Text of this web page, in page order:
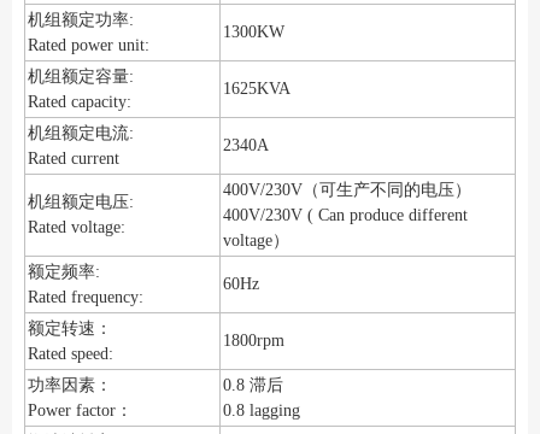
机组额定功率:
Rated power unit:
1300KW
机组额定容量:
Rated capacity:
1625KVA
机组额定电流:
Rated current
2340A
机组额定电压:
Rated voltage:
400V/230V（可生产不同的电压）
400V/230V ( Can produce different
voltage）
额定频率:
Rated frequency:
60Hz
额定转速：
Rated speed:
1800rpm
功率因素：
Power factor：
0.8 滞后
0.8 lagging